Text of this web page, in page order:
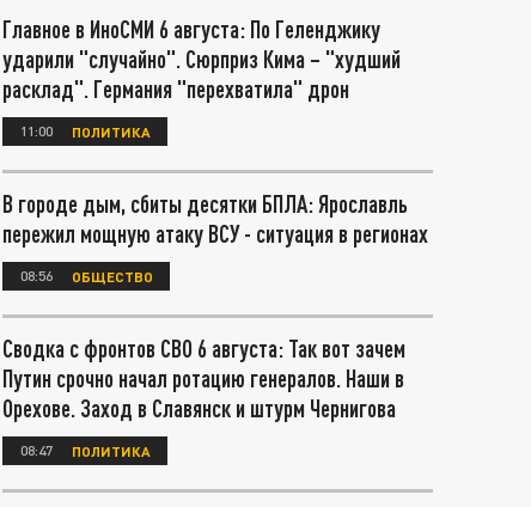
Главное в ИноСМИ 6 августа: По Геленджику
ударили "случайно". Сюрприз Кима – "худший
расклад". Германия "перехватила" дрон
11:00 ПОЛИТИКА
В городе дым, сбиты десятки БПЛА: Ярославль
пережил мощную атаку ВСУ - ситуация в регионах
08:56 ОБЩЕСТВО
Сводка с фронтов СВО 6 августа: Так вот зачем
Путин срочно начал ротацию генералов. Наши в
Орехове. Заход в Славянск и штурм Чернигова
08:47 ПОЛИТИКА